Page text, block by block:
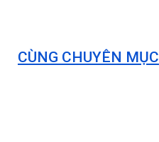
CÙNG CHUYÊN MỤC